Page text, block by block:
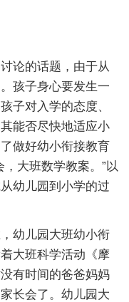
论的话题，由于从
孩子身心要发生一
子对入学的态度、
能否尽快地适应小
做好幼小衔接教育
大班数学教案。”以
幼儿园到小学的过
幼儿园大班幼小衔
大班科学活动《摩
有时间的爸爸妈妈
长会了。幼儿园大